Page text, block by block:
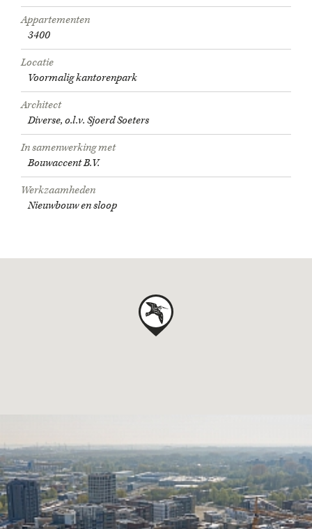
Appartementen
3400
Locatie
Voormalig kantorenpark
Architect
Diverse, o.l.v. Sjoerd Soeters
In samenwerking met
Bouwaccent B.V.
Werkzaamheden
Nieuwbouw en sloop